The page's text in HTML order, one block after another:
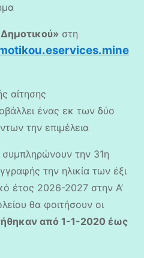
στη
αίτησης
ένας εκ των δύο
την επιμέλεια
την 31η
την ηλικία των έξι
έτος 2026-2027 στην Α’
θα φοιτήσουν οι
από 1-1-2020 έως